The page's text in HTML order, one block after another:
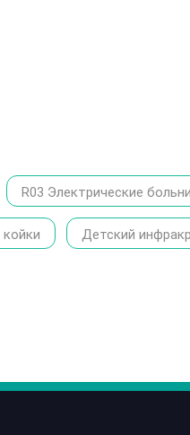
R03 Электрические
Детский